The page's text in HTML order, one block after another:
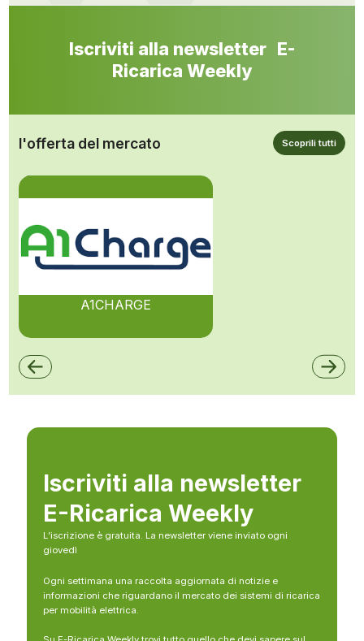
Iscriviti alla newsletter E-
Ricarica Weekly
l'offerta del mercato Scoprili tutti
A1CHARGE
Iscriviti alla newsletter
E-Ricarica Weekly
L’iscrizione è gratuita. La newsletter viene inviato ogni
giovedì
Ogni settimana una raccolta aggiornata di notizie e
informazioni che riguardano il mercato dei sistemi di ricarica
per mobilità elettrica.